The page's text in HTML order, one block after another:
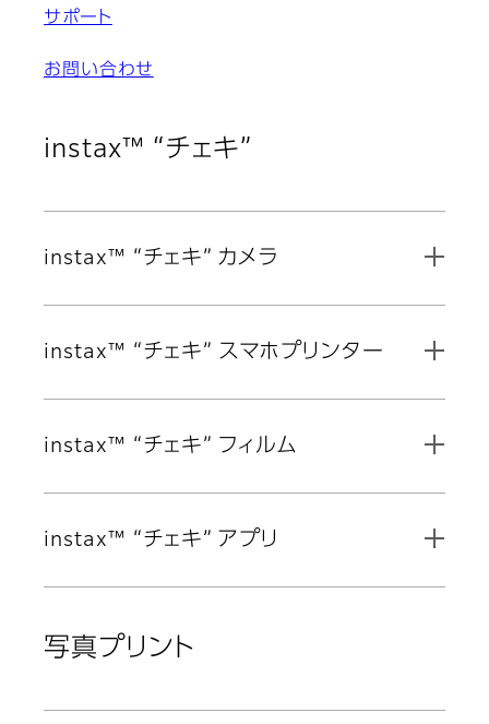
サポート
お問い合わせ
instax™ “チェキ”
instax™ “チェキ” カメラ
instax™ “チェキ” スマホプリンター
instax™ “チェキ” フィルム
instax™ “チェキ” アプリ
写真プリント